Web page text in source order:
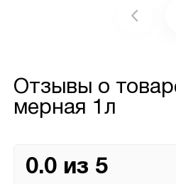
Отзывы о
мерная 1л
0.0 из 5